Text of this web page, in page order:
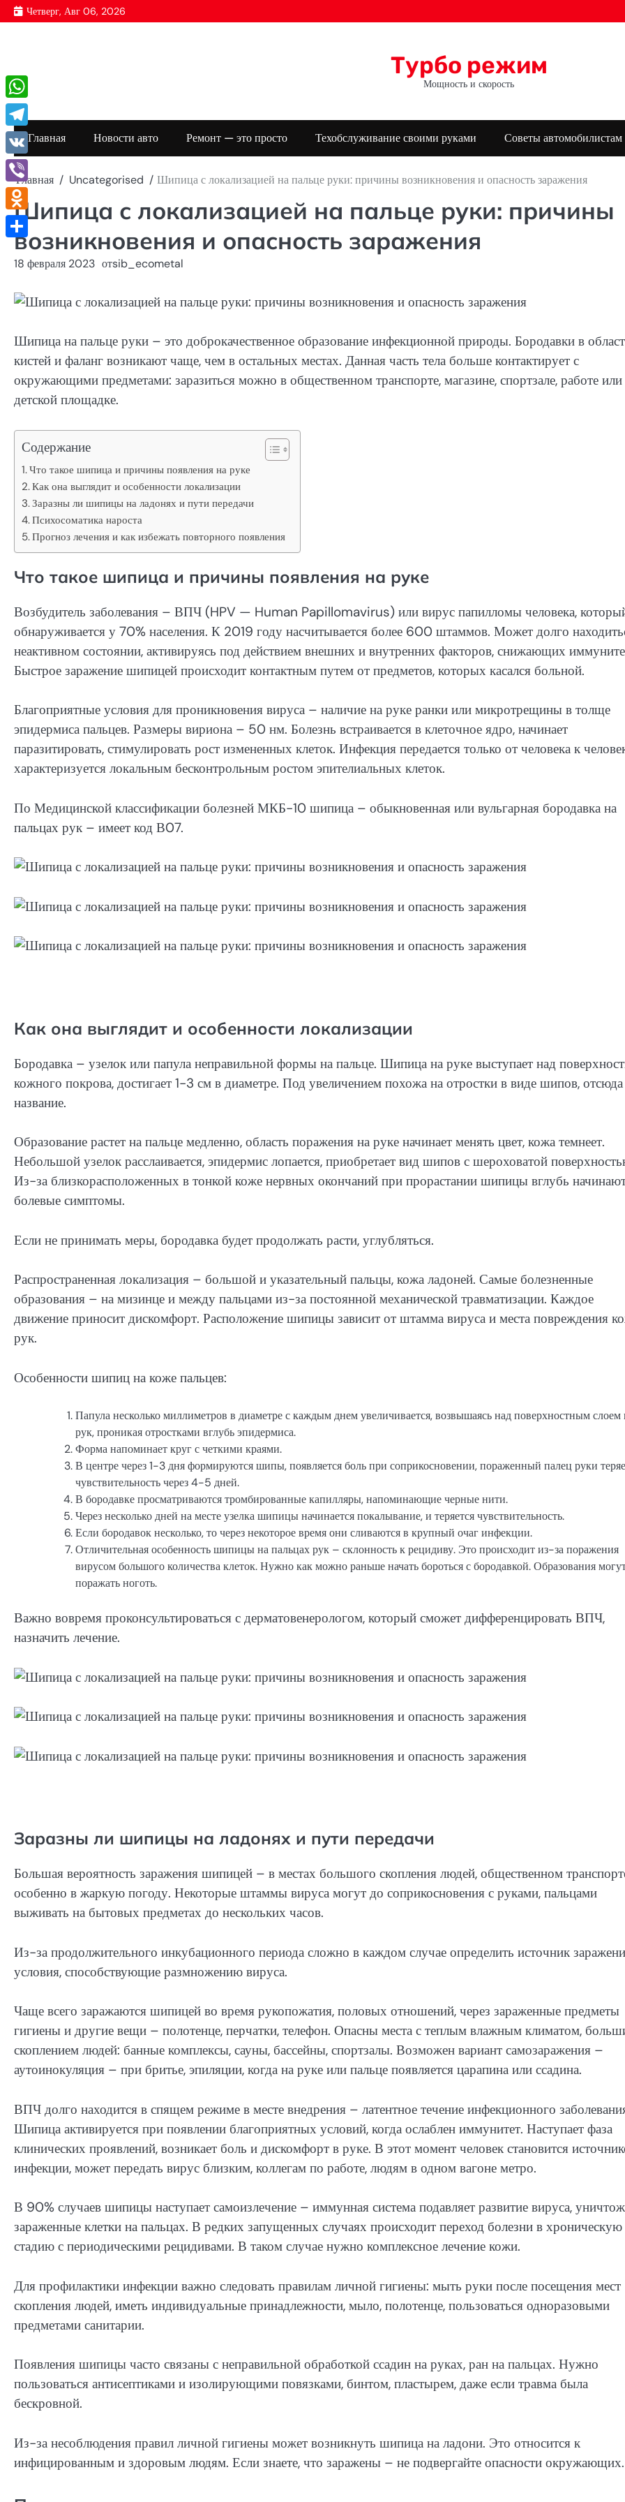
Перейти
к
Четверг, Авг 06, 2026
Турбо режим
Мощность и скорость
Главная Новости авто Ремонт — это просто Техобслуживание своими руками Советы автомобилистам
Главная Uncategorised Шипица с локализацией на пальце руки: причины возникновения и опасность заражения
Шипица с локализацией на пальце руки: причины
возникновения и опасность заражения
18 февраля 2023 отsib_ecometal
Шипица на пальце руки – это доброкачественное образование инфекционной природы. Бородавки в
кистей и фаланг возникают чаще, чем в остальных местах. Данная часть тела больше контактирует с
окружающими предметами: заразиться можно в общественном транспорте, магазине, спортзале, работе или
детской площадке.
Содержание
Что такое шипица и причины появления на руке
Как она выглядит и особенности локализации
Заразны ли шипицы на ладонях и пути передачи
Психосоматика нароста
Прогноз лечения и как избежать повторного появления
Что такое шипица и причины появления на руке
Возбудитель заболевания – ВПЧ (HPV — Human Papillomavirus) или вирус папилломы человека,
обнаруживается у 70% населения. К 2019 году насчитывается более 600 штаммов. Может долго
неактивном состоянии, активируясь под действием внешних и внутренних факторов, снижающих
Быстрое заражение шипицей происходит контактным путем от предметов, которых касался больной.
Благоприятные условия для проникновения вируса – наличие на руке ранки или микротрещины в толще
эпидермиса пальцев. Размеры вириона – 50 нм. Болезнь встраивается в клеточное ядро, начинает
паразитировать, стимулировать рост измененных клеток. Инфекция передается только от человека к
характеризуется локальным бесконтрольным ростом эпителиальных клеток.
По Медицинской классификации болезней МКБ-10 шипица – обыкновенная или вульгарная бородавка на
пальцах рук – имеет код В07.
Как она выглядит и особенности локализации
Бородавка – узелок или папула неправильной формы на пальце. Шипица на руке выступает над
кожного покрова, достигает 1-3 см в диаметре. Под увеличением похожа на отростки в виде шипов,
название.
Образование растет на пальце медленно, область поражения на руке начинает менять цвет, кожа темнеет.
Небольшой узелок расслаивается, эпидермис лопается, приобретает вид шипов с шероховатой
Из-за близкорасположенных в тонкой коже нервных окончаний при прорастании шипицы вглубь
болевые симптомы.
Если не принимать меры, бородавка будет продолжать расти, углубляться.
Распространенная локализация – большой и указательный пальцы, кожа ладоней. Самые болезненные
образования – на мизинце и между пальцами из-за постоянной механической травматизации. Каждое
движение приносит дискомфорт. Расположение шипицы зависит от штамма вируса и места повреждения
рук.
Особенности шипиц на коже пальцев:
Папула несколько миллиметров в диаметре с каждым днем увеличивается, возвышаясь над поверхностным
рук, проникая отростками вглубь эпидермиса.
Форма напоминает круг с четкими краями.
В центре через 1-3 дня формируются шипы, появляется боль при соприкосновении, пораженный палец руки
чувствительность через 4-5 дней.
В бородавке просматриваются тромбированные капилляры, напоминающие черные нити.
Через несколько дней на месте узелка шипицы начинается покалывание, и теряется чувствительность.
Если бородавок несколько, то через некоторое время они сливаются в крупный очаг инфекции.
Отличительная особенность шипицы на пальцах рук – склонность к рецидиву. Это происходит из-за поражения
вирусом большого количества клеток. Нужно как можно раньше начать бороться с бородавкой. Образования
поражать ноготь.
Важно вовремя проконсультироваться с дерматовенерологом, который сможет дифференцировать ВПЧ,
назначить лечение.
Заразны ли шипицы на ладонях и пути передачи
Большая вероятность заражения шипицей – в местах большого скопления людей, общественном
особенно в жаркую погоду. Некоторые штаммы вируса могут до соприкосновения с руками, пальцами
выживать на бытовых предметах до нескольких часов.
Из-за продолжительного инкубационного периода сложно в каждом случае определить источник
условия, способствующие размножению вируса.
Чаще всего заражаются шипицей во время рукопожатия, половых отношений, через зараженные предметы
гигиены и другие вещи – полотенце, перчатки, телефон. Опасны места с теплым влажным климатом,
скоплением людей: банные комплексы, сауны, бассейны, спортзалы. Возможен вариант самозаражения –
аутоинокуляция – при бритье, эпиляции, когда на руке или пальце появляется царапина или ссадина.
ВПЧ долго находится в спящем режиме в месте внедрения – латентное течение инфекционного
Шипица активируется при появлении благоприятных условий, когда ослаблен иммунитет. Наступает фаза
клинических проявлений, возникает боль и дискомфорт в руке. В этот момент человек становится
инфекции, может передать вирус близким, коллегам по работе, людям в одном вагоне метро.
В 90% случаев шипицы наступает самоизлечение – иммунная система подавляет развитие вируса,
зараженные клетки на пальцах. В редких запущенных случаях происходит переход болезни в хроническую
стадию с периодическими рецидивами. В таком случае нужно комплексное лечение кожи.
Для профилактики инфекции важно следовать правилам личной гигиены: мыть руки после посещения мест
скопления людей, иметь индивидуальные принадлежности, мыло, полотенце, пользоваться одноразовыми
предметами санитарии.
Появления шипицы часто связаны с неправильной обработкой ссадин на руках, ран на пальцах. Нужно
пользоваться антисептиками и изолирующими повязками, бинтом, пластырем, даже если травма была
бескровной.
Из-за несоблюдения правил личной гигиены может возникнуть шипица на ладони. Это относится к
инфицированным и здоровым людям. Если знаете, что заражены – не подвергайте опасности окружающих.
WhatsApp
Telegram
VK
Viber
Odnoklassniki
Отправить